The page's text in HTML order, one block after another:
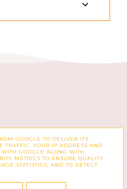
INSTAGRAM
I CODZIENNOŚCI
GOOGLE TO DELIVER ITS
TRAFFIC. YOUR IP ADDRESS AND
GOOGLE ALONG WITH
METRICS TO ENSURE QUALITY
STATISTICS, AND TO DETECT